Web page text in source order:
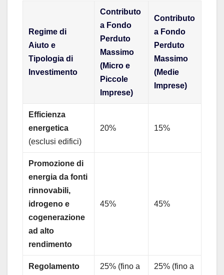
Regime di
Aiuto e
Tipologia di
Investimento
Contributo
a Fondo
Perduto
Massimo
(Micro e
Piccole
Imprese)
Contributo
a Fondo
Perduto
Massimo
(Medie
Imprese)
Efficienza
energetica
(esclusi edifici)
20% 15%
Promozione di
energia da fonti
rinnovabili,
idrogeno e
cogenerazione
ad alto
rendimento
45% 45%
Regolamento
25% (fino a
25% (fino a